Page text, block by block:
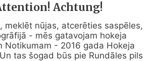
Achtung!
meklēt nūjas, atcerēties saspēles,
- mēs gatavojam hokeja
Notikumam - 2016 gada Hokeja
tas šogad būs pie Rundāles pils